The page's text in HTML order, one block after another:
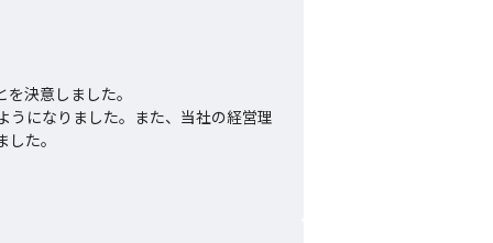
決意しました。
うになりました。また、当社の経営理
た。